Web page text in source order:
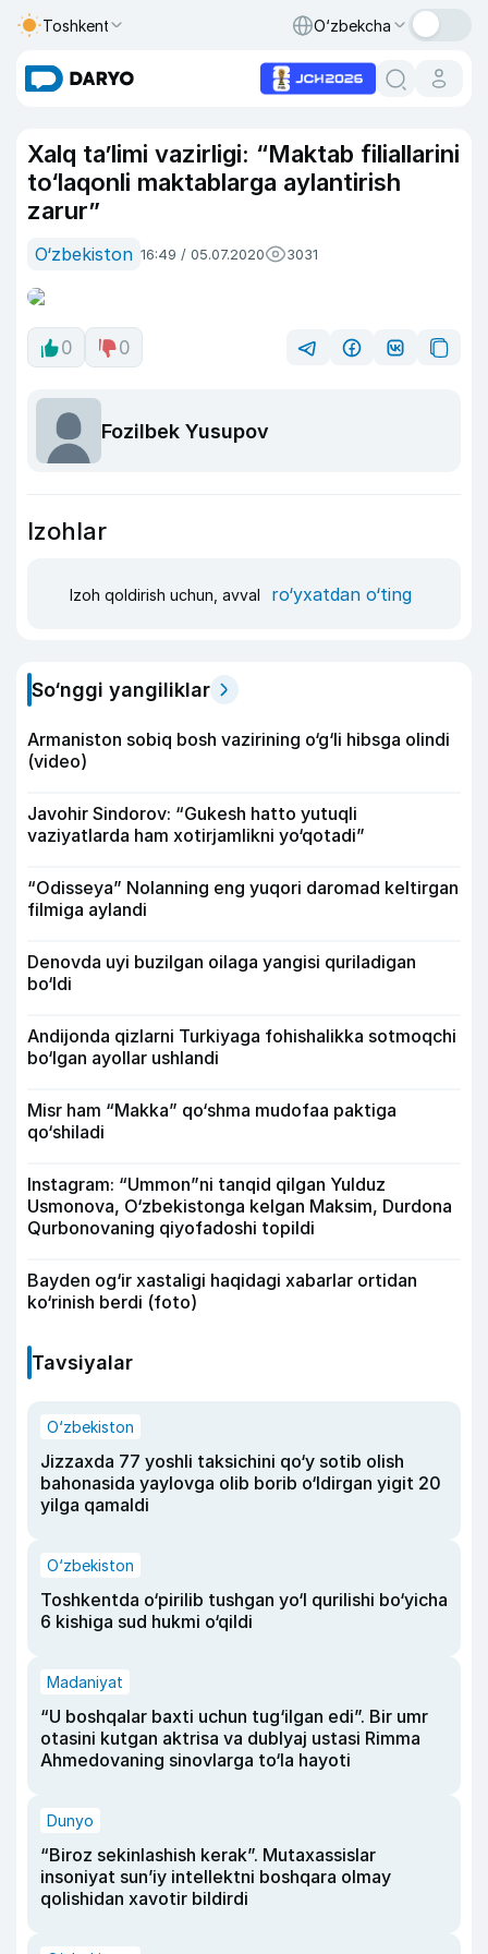
Toshkent O‘zbekcha
Xalq ta’limi vazirligi: “Maktab filiallarini
to‘laqonli maktablarga aylantirish
zarur”
O‘zbekiston 16:49 / 05.07.2020 3031
0 0
Fozilbek Yusupov
Izohlar
Izoh qoldirish uchun, avval ro‘yxatdan o‘ting
So‘nggi yangiliklar
Armaniston sobiq bosh vazirining o‘g‘li hibsga olindi
(video)
Javohir Sindorov: “Gukesh hatto yutuqli
vaziyatlarda ham xotirjamlikni yo‘qotadi”
“Odisseya” Nolanning eng yuqori daromad keltirgan
filmiga aylandi
Denovda uyi buzilgan oilaga yangisi quriladigan
bo‘ldi
Andijonda qizlarni Turkiyaga fohishalikka sotmoqchi
bo‘lgan ayollar ushlandi
Misr ham “Makka” qo‘shma mudofaa paktiga
qo‘shiladi
Instagram: “Ummon”ni tanqid qilgan Yulduz
Usmonova, O‘zbekistonga kelgan Maksim, Durdona
Qurbonovaning qiyofadoshi topildi
Bayden og‘ir xastaligi haqidagi xabarlar ortidan
ko‘rinish berdi (foto)
Tavsiyalar
O‘zbekiston
Jizzaxda 77 yoshli taksichini qo‘y sotib olish
bahonasida yaylovga olib borib o‘ldirgan yigit 20
yilga qamaldi
O‘zbekiston
Toshkentda o‘pirilib tushgan yo‘l qurilishi bo‘yicha
6 kishiga sud hukmi o‘qildi
Madaniyat
“U boshqalar baxti uchun tug‘ilgan edi”. Bir umr
otasini kutgan aktrisa va dublyaj ustasi Rimma
Ahmedovaning sinovlarga to‘la hayoti
Dunyo
“Biroz sekinlashish kerak”. Mutaxassislar
insoniyat sun’iy intellektni boshqara olmay
qolishidan xavotir bildirdi